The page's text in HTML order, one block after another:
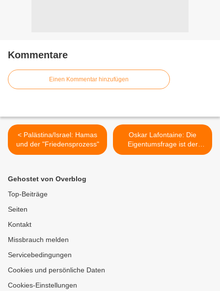
Kommentare
Einen Kommentar hinzufügen
< Palästina/Israel: Hamas
und der "Friedensprozess"
Oskar Lafontaine: Die
Eigentumsfrage ist der
archimedische Punkt >
Gehostet von Overblog
Top-Beiträge
Seiten
Kontakt
Missbrauch melden
Servicebedingungen
Cookies und persönliche Daten
Cookies-Einstellungen